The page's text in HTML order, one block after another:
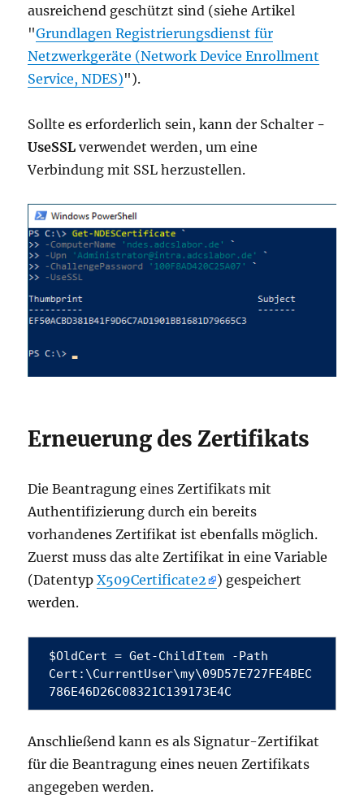
ausreichend geschützt sind (siehe Artikel
"Grundlagen Registrierungsdienst für
Netzwerkgeräte (Network Device Enrollment
Service, NDES)").
Sollte es erforderlich sein, kann der Schalter -
UseSSL verwendet werden, um eine
Verbindung mit SSL herzustellen.
Erneuerung des Zertifikats
Die Beantragung eines Zertifikats mit
Authentifizierung durch ein bereits
vorhandenes Zertifikat ist ebenfalls möglich.
Zuerst muss das alte Zertifikat in eine Variable
(DatentypX509Certificate2
) gespeichert
werden.
$OldCert = Get-ChildItem -Path
Cert:\CurrentUser\my\09D57E727FE4BEC
786E46D26C08321C139173E4C
Anschließend kann es als Signatur-Zertifikat
für die Beantragung eines neuen Zertifikats
angegeben werden.